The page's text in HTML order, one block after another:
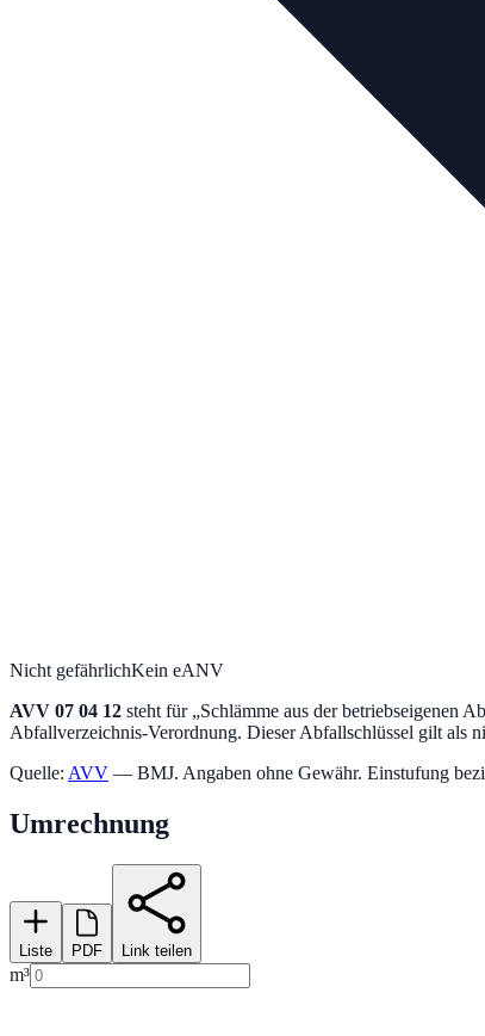
Nicht gefährlichKein eANV
AVV 07 04 12 steht für „Schlämme aus der betriebseigenen
Abfallverzeichnis-Verordnung. Dieser Abfallschlüssel gilt als
Quelle: AVV — BMJ. Angaben ohne Gewähr. Einstufung
Umrechnung
Liste PDF Link teilen
m³